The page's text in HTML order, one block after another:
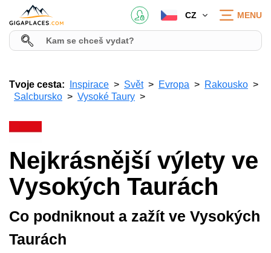
CZ MENU
Tvoje cesta: Inspirace Svět Evropa
Rakousko
Salcbursko
Vysoké Taury
Nejkrásnější výlety ve
Vysokých Taurách
Co podniknout a zažít ve Vysokých
Taurách